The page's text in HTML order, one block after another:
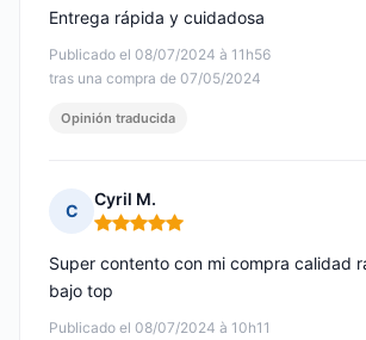
Publicado el 08/07/2024 à 11h56
tras una compra de 07/05/2024
Entrega rápida y cuidadosa
Opinión traducida
C
Cyril M.
Nota: 5 de 5
Publicado el 08/07/2024 à 10h11
Super contento con mi compra calidad
bajo top